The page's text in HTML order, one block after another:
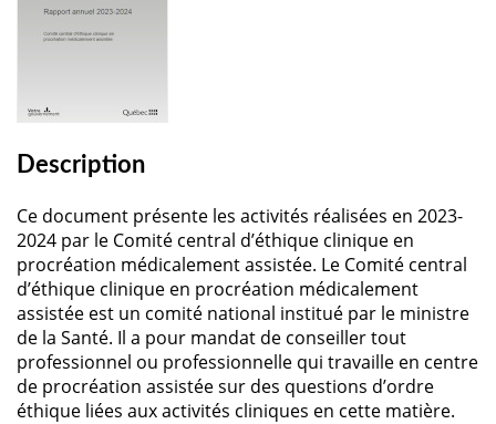
Description
Ce document présente les activités réalisées en 2023-
2024 par le Comité central d’éthique clinique en
procréation médicalement assistée. Le Comité central
d’éthique clinique en procréation médicalement
assistée est un comité national institué par le ministre
de la Santé. Il a pour mandat de conseiller tout
professionnel ou professionnelle qui travaille en centre
de procréation assistée sur des questions d’ordre
éthique liées aux activités cliniques en cette matière.